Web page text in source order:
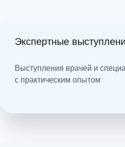
Экспертные
Выступления врачей и
с практическим опытом